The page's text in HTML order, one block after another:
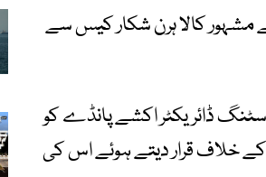
میں کہا جا رہا ہے کہ اس کی کہانی سنہ 1998 کے مشہور کالا ہرن شکار کیس سے
ڈائریکٹر اکشے پانڈے کو
خلاف قرار دیتے ہوئے اس کی